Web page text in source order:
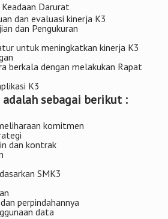
Darurat
dan evaluasi kinerja K3
dan Pengukuran
untuk meningkatkan kinerja K3
berkala dengan melakukan Rapat
K3
adalah sebagai berikut :
komitmen
dan kontrak
SMK3
perpindahannya
data